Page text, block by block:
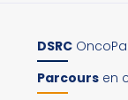
DSRC
Parcours en